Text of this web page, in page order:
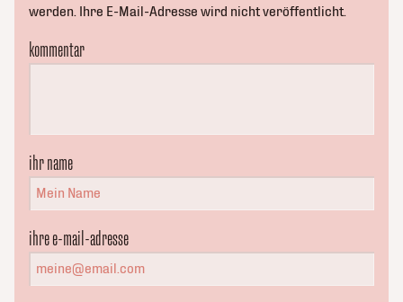
werden. Ihre E-Mail-Adresse wird nicht veröffentlicht.
kommentar
ihr name
ihre e-mail-adresse